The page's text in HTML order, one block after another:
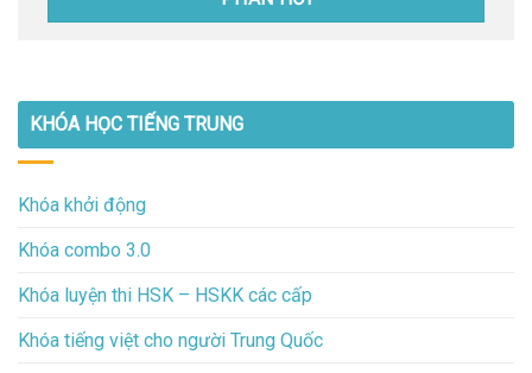
KHÓA HỌC TIẾNG TRUNG
Khóa khởi động
Khóa combo 3.0
Khóa luyện thi HSK – HSKK các cấp
Khóa tiếng việt cho người Trung Quốc